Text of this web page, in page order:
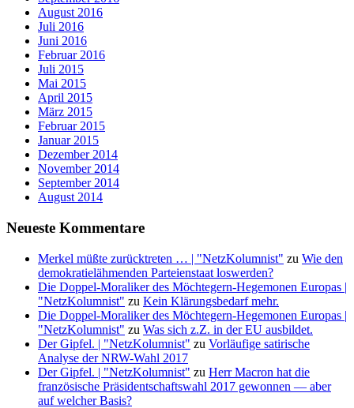
August 2016
Juli 2016
Juni 2016
Februar 2016
Juli 2015
Mai 2015
April 2015
März 2015
Februar 2015
Januar 2015
Dezember 2014
November 2014
September 2014
August 2014
Neueste Kommentare
Merkel müßte zurücktreten … | "NetzKolumnist" zu Wie den
demokratielähmenden Parteienstaat loswerden?
Die Doppel-Moraliker des Möchtegern-Hegemonen Europas |
"NetzKolumnist" zu Kein Klärungsbedarf mehr.
Die Doppel-Moraliker des Möchtegern-Hegemonen Europas |
"NetzKolumnist" zu Was sich z.Z. in der EU ausbildet.
Der Gipfel. | "NetzKolumnist" zu Vorläufige satirische
Analyse der NRW-Wahl 2017
Der Gipfel. | "NetzKolumnist" zu Herr Macron hat die
französische Präsidentschaftswahl 2017 gewonnen — aber
auf welcher Basis?